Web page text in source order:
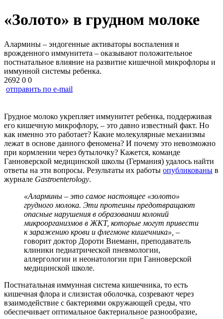
«Золото» в грудном молоке
Алармины – эндогенные активаторы воспаления и
врожденного иммунитета – оказывают положительное
постнатальное влияние на развитие кишечной микрофлоры и
иммунной системы ребенка.
2692 0 0
отправить по e-mail
Грудное молоко укрепляет иммунитет ребенка, поддерживая
его кишечную микрофлору, – это давно известный факт. Но
как именно это работает? Какие молекулярные механизмы
лежат в основе данного феномена? И почему это невозможно
при кормлении через бутылочку? Кажется, команде
Ганноверской медицинской школы (Германия) удалось найти
ответы на эти вопросы. Результаты их работы опубликованы в
журнале Gastroenterology.
«Алармины – это самое настоящее «золото»
грудного молока. Эти протеины предотвращают
опасные нарушения в образовании колоний
микроорганизмов в ЖКТ, которые могут привести
к заражению крови и флегмоне кишечника», –
говорит доктор Дороти Виеманн, преподаватель
клиники педиатрической пневмологии,
аллергологии и неонатологии при Ганноверской
медицинской школе.
Постнатальная иммунная система кишечника, то есть
кишечная флора и слизистая оболочка, созревают через
взаимодействие с бактериями окружающей среды, что
обеспечивает оптимальное бактериальное разнообразие,